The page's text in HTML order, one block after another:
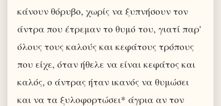
κάνουν θόρυβο, χωρίς να ξυπνήσουν τον
άντρα που έτρεμαν το θυμό του, γιατί παρ'
όλους τους καλούς και κεφάτους τρόπους
που είχε, όταν ήθελε να είναι κεφάτος και
καλός, ο άντρας ήταν ικανός να θυμώσει
και να τα ξυλοφορτώσει* άγρια αν τον